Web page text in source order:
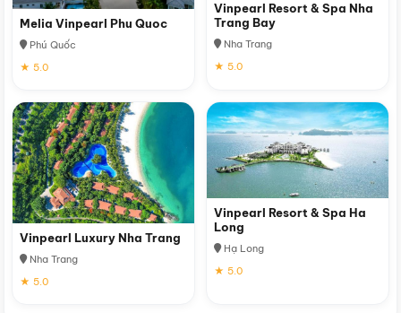
Melia Vinpearl Phu Quoc
Phú Quốc
★ 5.0
Vinpearl Resort & Spa Nha
Trang Bay
Nha Trang
★ 5.0
Vinpearl Luxury Nha Trang
Nha Trang
★ 5.0
Vinpearl Resort & Spa Ha
Long
Hạ Long
★ 5.0